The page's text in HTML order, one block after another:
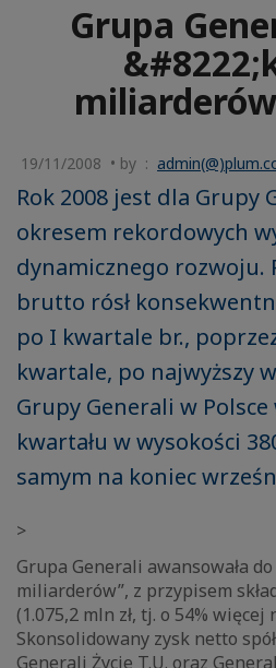
Grupa
19/11/2008 • by :
Rok 2008 jest dla Grupy
okresem rekordowych
dynamicznego rozwoju.
brutto rósł
po I kwartale br.,
kwartale, po najwyższy
Grupy Generali w
kwartału w wysokości
samym na koniec
>
Grupa Generali awansowała
miliarderów”, z przypisem
(1.075,2 mln zł, tj. o 54%
Skonsolidowany zysk netto
Generali Życie T.U. oraz